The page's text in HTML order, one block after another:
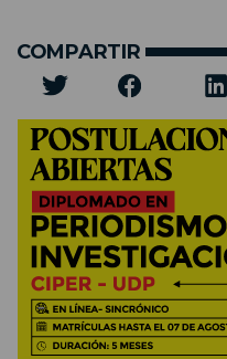
COMPARTIR